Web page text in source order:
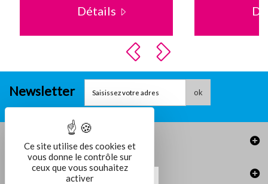
Détails
Newsletter ok
Informations
Ce site utilise des cookies et
vous donne le contrôle sur
ceux que vous souhaitez
activer